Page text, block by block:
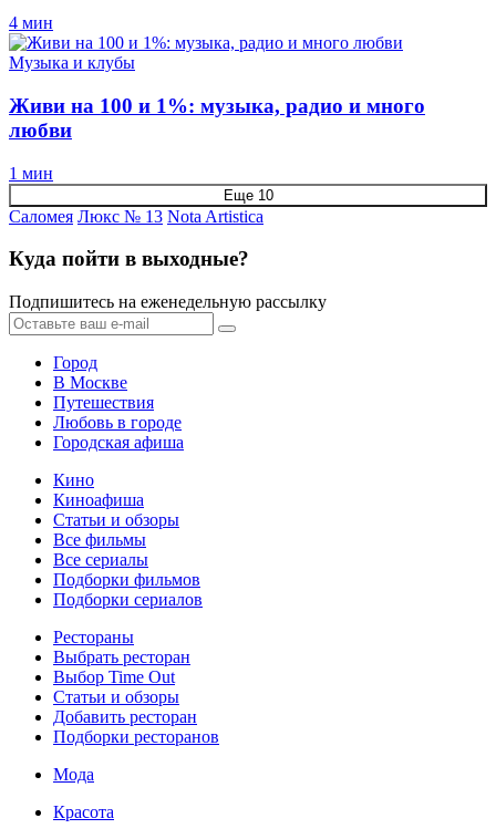
4 мин
Музыка и клубы
Живи на 100 и 1%: музыка, радио и много
любви
1 мин
Еще 10
Саломея Люкс № 13 Nota Artistica
Куда пойти в выходные?
Подпишитесь на еженедельную рассылку
Город
В Москве
Путешествия
Любовь в городе
Городская афиша
Кино
Киноафиша
Статьи и обзоры
Все фильмы
Все сериалы
Подборки фильмов
Подборки сериалов
Рестораны
Выбрать ресторан
Выбор Time Out
Статьи и обзоры
Добавить ресторан
Подборки ресторанов
Мода
Красота